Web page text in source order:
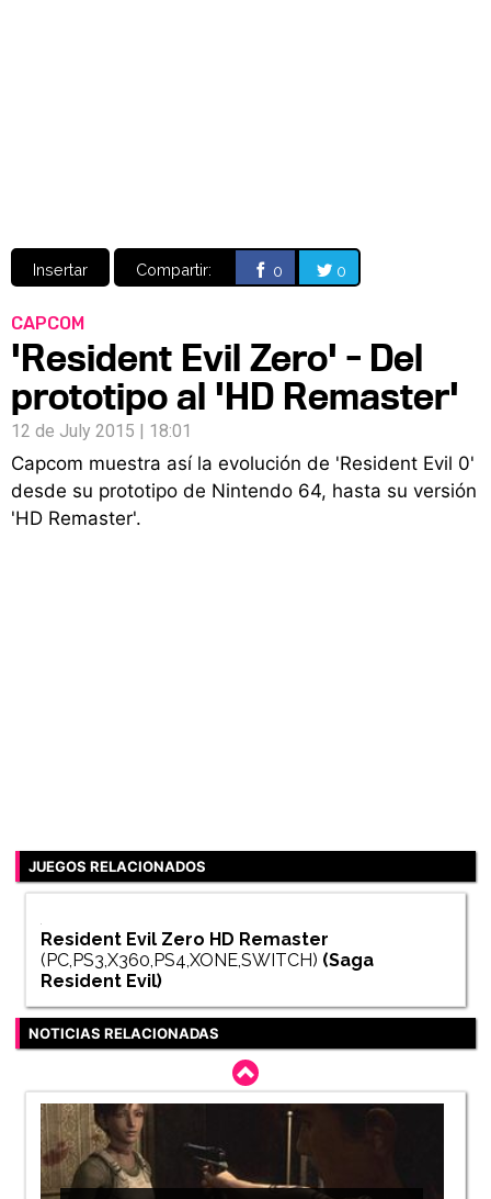
Insertar Compartir: 0 0
CAPCOM
'Resident Evil Zero' - Del
prototipo al 'HD Remaster'
12 de July 2015 | 18:01
Capcom muestra así la evolución de 'Resident Evil 0'
desde su prototipo de Nintendo 64, hasta su versión
'HD Remaster'.
JUEGOS RELACIONADOS
Resident Evil Zero HD Remaster
(PC,PS3,X360,PS4,XONE,SWITCH) (Saga
Resident Evil)
NOTICIAS RELACIONADAS